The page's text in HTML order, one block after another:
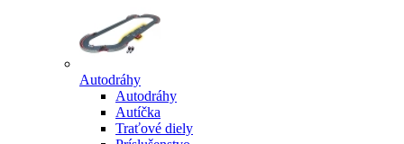
Autodráhy
Autodráhy
Autíčka
Traťové diely